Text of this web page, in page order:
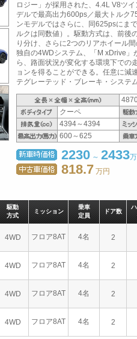
ロジー」が採用された、4.4L V8ツ
デルで最高出力600ps／最大トルク
ンモデルではさらに、同625psにま
ルクは同数値）。駆動方式は、前後
り分け、さらに2つのリアホイール
独自の4WDシステム、「M xDrive」
ら、路面状況が変化する環境下での
ョンを得ることができる。任意に減
テグレーテッド・ブレーキ・システ
クーペ
4394～4394
600～625
2230 ～ 2433
818.7 万円
駆動
方式
ミッション
乗車
定員
ドア数
4WD フロア8AT 4名 2
4WD フロア8AT 4名 2
4WD フロア8AT 4名 2
4WD フロア8AT 4名 2